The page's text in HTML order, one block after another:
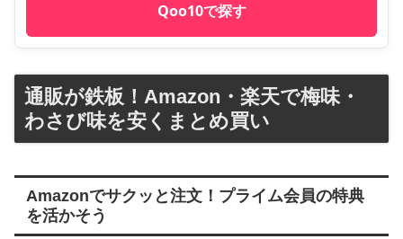
Qoo10で探す
通販が鉄板！Amazon・楽天で梅味・
わさび味を安くまとめ買い
Amazonでサクッと注文！プライム会員の特典
を活かそう